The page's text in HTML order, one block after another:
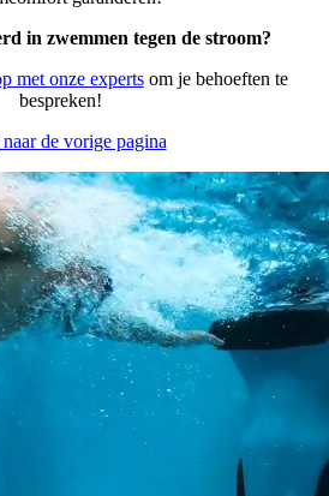
in zwemmen tegen de stroom?
met onze expertsom je behoeften te
bespreken!
de vorige pagina